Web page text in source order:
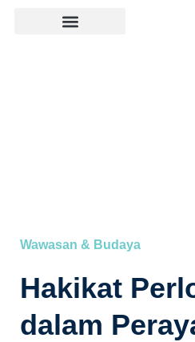
Wawasan & Budaya
Hakikat
dalam